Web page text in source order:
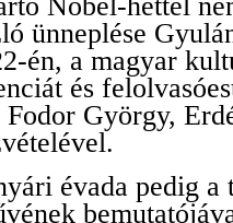
ünneplése
én, a magyar
és
György,
évada pedig